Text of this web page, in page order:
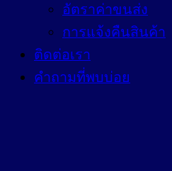
อัตราค่าขนส่ง
การแจ้งคืนสินค้า
ติดต่อเรา
คำถามที่พบบ่อย